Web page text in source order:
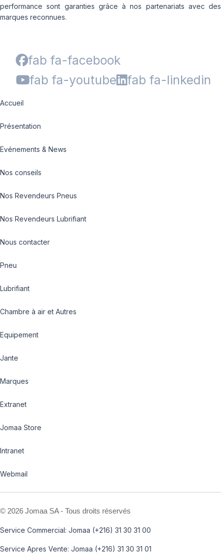
performance sont garanties grâce à nos partenariats avec des
marques reconnues.
fab fa-facebook
fab fa-youtube
fab fa-linkedin
Accueil
Présentation
Evénements & News
Nos conseils
Nos Revendeurs Pneus
Nos Revendeurs Lubrifiant
Nous contacter
Pneu
Lubrifiant
Chambre à air et Autres
Equipement
Jante
Marques
Extranet
Jomaa Store
Intranet
Webmail
© 2026 Jomaa SA - Tous droits réservés
Service Commercial: Jomaa (+216) 31 30 31 00
Service Apres Vente: Jomaa (+216) 31 30 31 01